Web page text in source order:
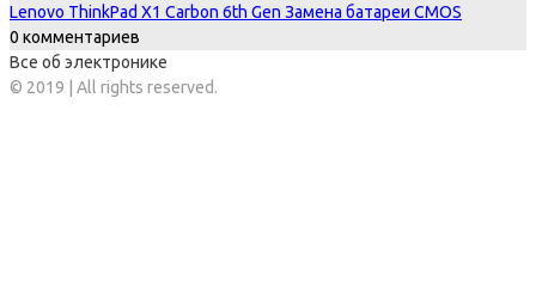
Lenovo ThinkPad X1 Carbon 6th Gen Замена батареи CMOS
0 комментариев
Все об электронике
© 2019 | All rights reserved.